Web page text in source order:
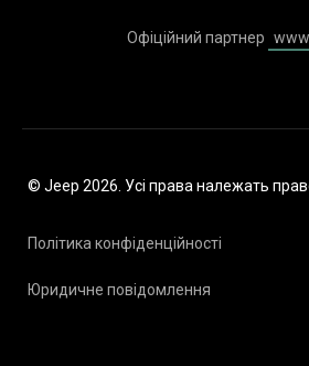
Офіційний партнер
© Jeep 2026. Усі права належать
Політика конфіденційності
Юридичне повідомлення